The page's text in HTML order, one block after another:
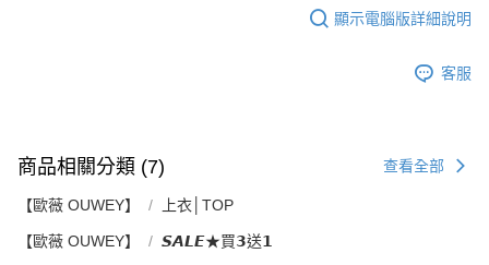
顯示電腦版詳細說明
客服
商品相關分類 (7) 查看全部
【歐薇 OUWEY】 上衣│TOP
【歐薇 OUWEY】 𝙎𝘼𝙇𝙀★買𝟯送𝟭